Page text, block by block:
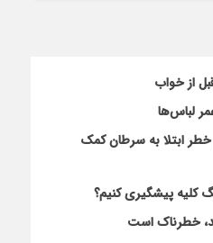
لباس‌ها
ابتلا به سرطان کمک
کلیه پیشگیری کنیم؟
خطرناک است